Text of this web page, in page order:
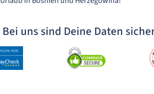
Bei uns sind Deine Daten